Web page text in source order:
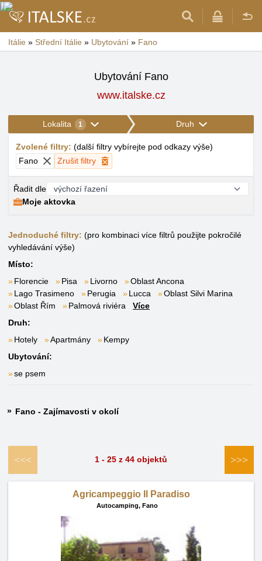
Itálie » Střední Itálie » Ubytování » Fano
Ubytování Fano
www.italske.cz
Lokalita 1 Druh
Zvolené filtry: (další filtry vybírejte pod odkazy výše)
Fano
Zrušit filtry
Řadit dle
Moje aktovka
Jednoduché filtry: (pro kombinaci více filtrů použijte pokročilé
vyhledávání výše)
Místo:
Florencie
Pisa Livorno
Oblast Ancona
Lago Trasimeno
Perugia Lucca
Oblast Silvi Marina
Oblast Řím
Palmová riviéra
Více
Druh:
Hotely
Apartmány
Kempy
Ubytování:
se psem
Fano - Zajímavosti v okolí
<<< 1 - 25 z 44 objektů >>>
Agricampeggio Il Paradiso
Autocamping, Fano